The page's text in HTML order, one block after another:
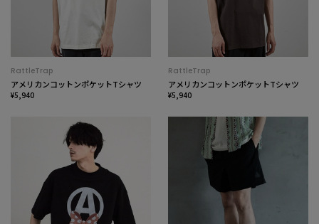
RattleTrap
アメリカンコットンポケットTシャツ
¥5,940
RattleTrap
アメリカンコットンポケットTシャツ
¥5,940